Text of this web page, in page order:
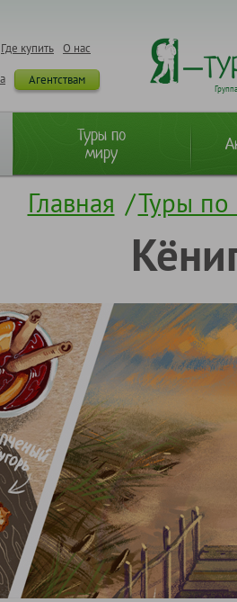
О нас
Где купить
Агентствам
Туры по
миру
Главная /Туры по